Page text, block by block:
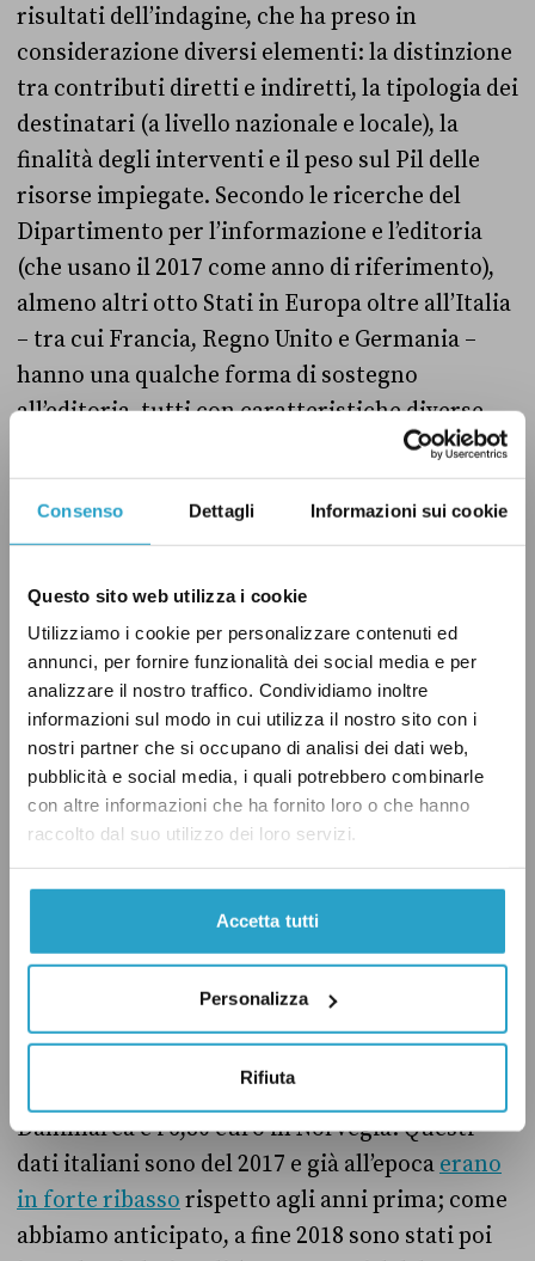
Consenso Dettagli Informazioni sui cookie
Questo sito web utilizza i cookie
Utilizziamo i cookie per personalizzare contenuti ed
annunci, per fornire funzionalità dei social media e per
analizzare il nostro traffico. Condividiamo inoltre
informazioni sul modo in cui utilizza il nostro sito con i
nostri partner che si occupano di analisi dei dati web,
pubblicità e social media, i quali potrebbero combinarle
con altre informazioni che ha fornito loro o che hanno
raccolto dal suo utilizzo dei loro servizi.
Accetta tutti
Personalizza
Rifiuta
risultati dell’indagine, che ha preso in
considerazione diversi elementi: la distinzione
tra contributi diretti e indiretti, la tipologia dei
destinatari (a livello nazionale e locale), la
finalità degli interventi e il peso sul Pil delle
risorse impiegate. Secondo le ricerche del
Dipartimento per l’informazione e l’editoria
(che usano il 2017 come anno di riferimento),
almeno altri otto Stati in Europa oltre all’Italia
– tra cui Francia, Regno Unito e Germania –
hanno una qualche forma di sostegno
all’editoria, tutti con caratteristiche diverse.
Da un lato, per esempio, ci sono Paesi come il
nostro, la Francia e quelli nordici (Danimarca,
NorvegiaeSvezia) che puntano in misura
cospicua sui contributi diretti. Dall’altro lato,
Paesi comeGermaniaeRegno Unitonon hanno
misure di sostegno diretto (se non a livello
locale), ma aiutano le testate giornalistiche
con contributi indiretti, per esempio con le
agevolazioni sul pagamento dell’Iva. In
Finlandia i contributi diretti ci sono, ma sono
per lo più pensati per progetti innovativi.
In base alle stime del Dipartimento per
l’informazione e l’editoria, le misure dirette
per finanziare il mondo dell’informazione
euro (oltre 65 milioni in totale), un dato
parecchio più basso rispetto ai 9,54 euro in
Danimarca e i 6,80 euro in Norvegia. Questi
dati italiani sono del 2017 e già all’epoca erano
in forte ribasso rispetto agli anni prima; come
abbiamo anticipato, a fine 2018 sono stati poi